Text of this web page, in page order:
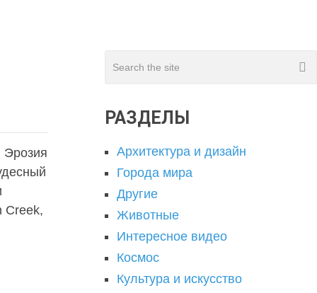
Эрозия
Creek,
РАЗДЕЛЫ
Архитектура и дизайн
Города мира
Другие
Животные
Интересное видео
Космос
Культура и искусство